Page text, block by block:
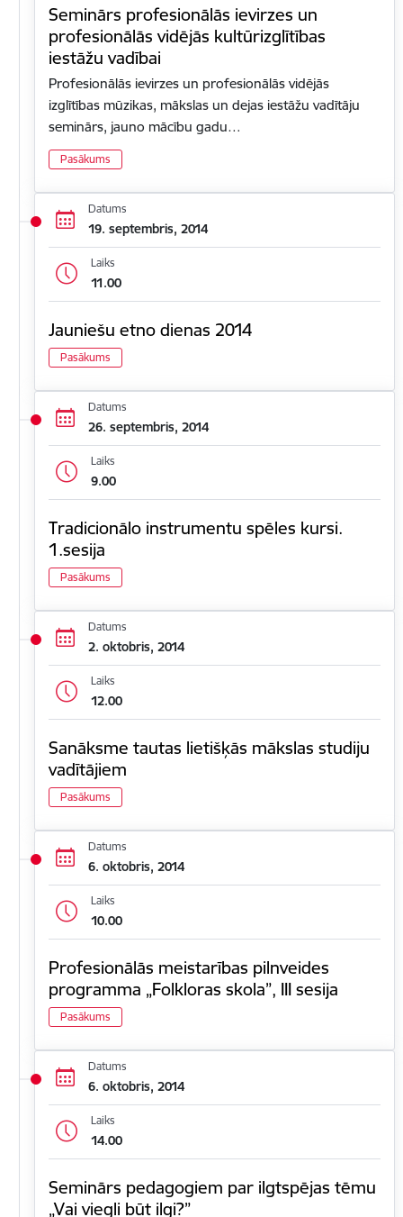
Seminārs profesionālās ievirzes un
profesionālās vidējās kultūrizglītības
iestāžu vadībai
Profesionālās ievirzes un profesionālās vidējās
izglītības mūzikas, mākslas un dejas iestāžu vadītāju
seminārs, jauno mācību gadu…
Pasākums
Datums
19. septembris, 2014
Laiks
11.00
Jauniešu etno dienas 2014
Pasākums
Datums
26. septembris, 2014
Laiks
9.00
Tradicionālo instrumentu spēles kursi.
1.sesija
Pasākums
Datums
2. oktobris, 2014
Laiks
12.00
Sanāksme tautas lietišķās mākslas studiju
vadītājiem
Pasākums
Datums
6. oktobris, 2014
Laiks
10.00
Profesionālās meistarības pilnveides
programma „Folkloras skola”, III sesija
Pasākums
Datums
6. oktobris, 2014
Laiks
14.00
Seminārs pedagogiem par ilgtspējas tēmu
„Vai viegli būt ilgi?”